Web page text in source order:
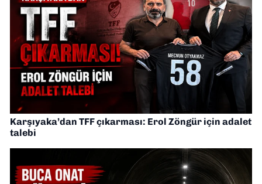
Karşıyaka’dan TFF çıkarması: Erol Zöngür için adalet
talebi